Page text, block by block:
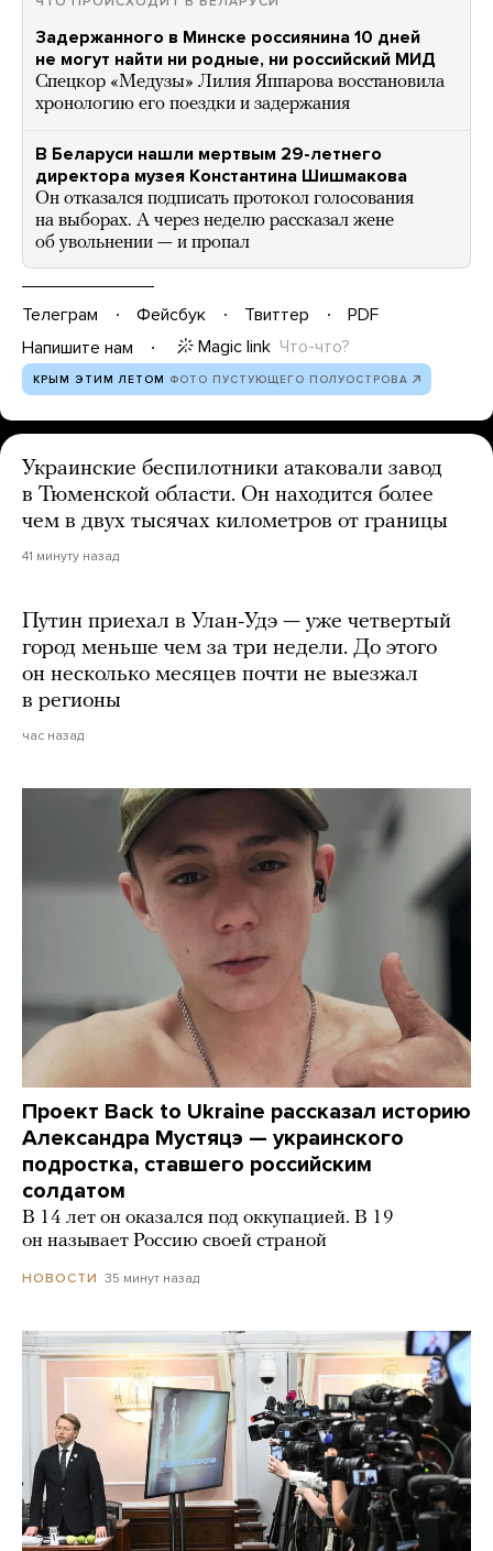
Задержанного в Минске россиянина 10 дней
не могут найти ни родные, ни российский МИД
Спецкор «Медузы» Лилия Яппарова восстановила
хронологию его поездки и задержания
В Беларуси нашли мертвым 29-летнего
директора музея Константина Шишмакова
Он отказался подписать протокол голосования
на выборах. А через неделю рассказал жене
об увольнении — и пропал
Телеграм Фейсбук Твиттер
PDF
Напишите нам
Magic link Что-что?
КРЫМ ЭТИМ ЛЕТОМ ФОТО ПУСТУЮЩЕГО ПОЛУОСТРОВА
Украинские беспилотники атаковали завод
в Тюменской области. Он находится более
чем в двух тысячах километров от границы
41 минуту назад
Путин приехал в Улан-Удэ — уже четвертый
город меньше чем за три недели. До этого
он несколько месяцев почти не выезжал
в регионы
час назад
Проект Back to Ukraine рассказал историю
Александра Мустяцэ — украинского
подростка, ставшего российским
солдатом
В 14 лет он оказался под оккупацией. В 19
он называет Россию своей страной
НОВОСТИ 35 минут назад